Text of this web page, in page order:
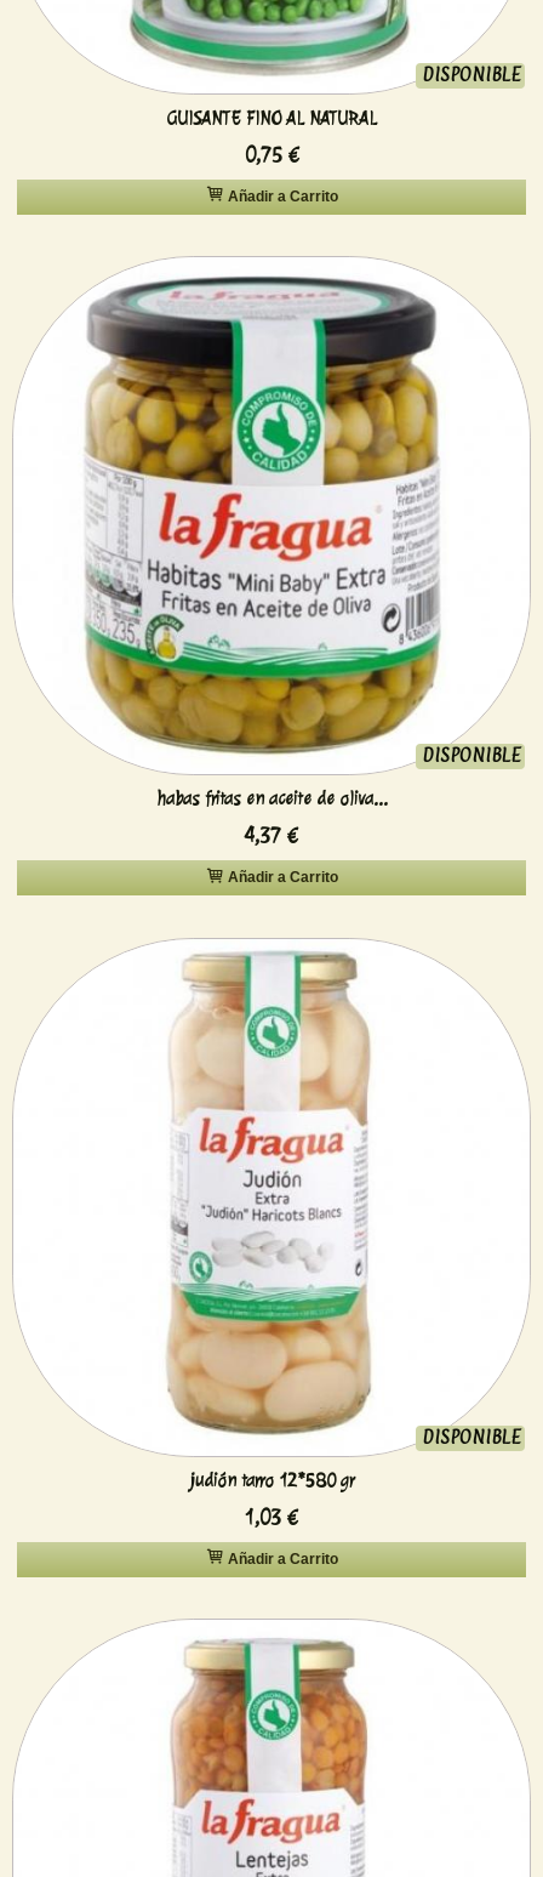
DISPONIBLE
GUISANTE FINO AL NATURAL
0,75 €
Añadir a Carrito
DISPONIBLE
habas fritas en aceite de oliva...
4,37 €
Añadir a Carrito
DISPONIBLE
judión tarro 12*580 gr
1,03 €
Añadir a Carrito